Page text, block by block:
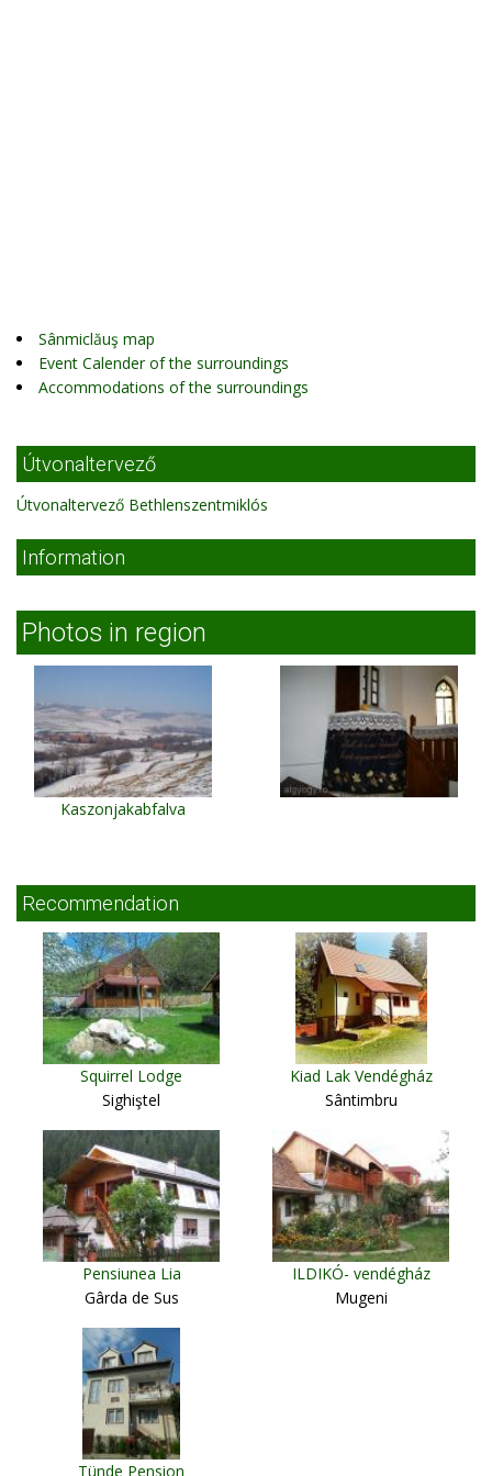
Sânmiclăuş map
Event Calender of the surroundings
Accommodations of the surroundings
Útvonaltervező
Útvonaltervező Bethlenszentmiklós
Information
Photos in region
Kaszonjakabfalva
Recommendation
Squirrel Lodge
Sighiştel
Kiad Lak Vendégház
Sântimbru
Pensiunea Lia
Gârda de Sus
ILDIKÓ- vendégház
Mugeni
Tünde Pension